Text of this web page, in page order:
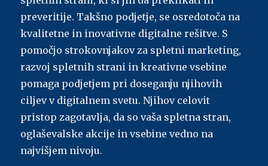
preveritije. Takšno podjetje, se osredotoča na
kvalitetne in inovativne digitalne rešitve. S
pomočjo strokovnjakov za spletni marketing,
razvoj spletnih strani in kreativne vsebine
pomaga podjetjem pri doseganju njihovih
ciljev v digitalnem svetu. Njihov celovit
pristop zagotavlja, da so vaša spletna stran,
oglaševalske akcije in vsebine vedno na
najvišjem nivoju.